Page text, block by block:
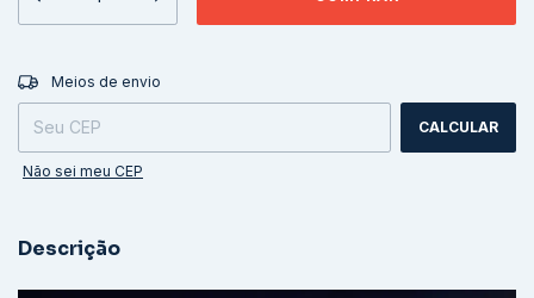
Entregas para o CEP:
Meios de envio
CALCULAR
Não sei meu CEP
Descrição